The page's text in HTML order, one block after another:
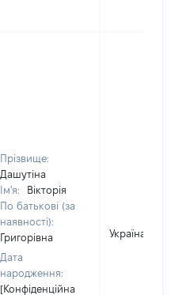
Прізвище:
Дашутіна
Ім'я:
Вікторія
По батькові (за
наявності):
Григорівна
Дата
народження:
[Конфіденційна
Україна